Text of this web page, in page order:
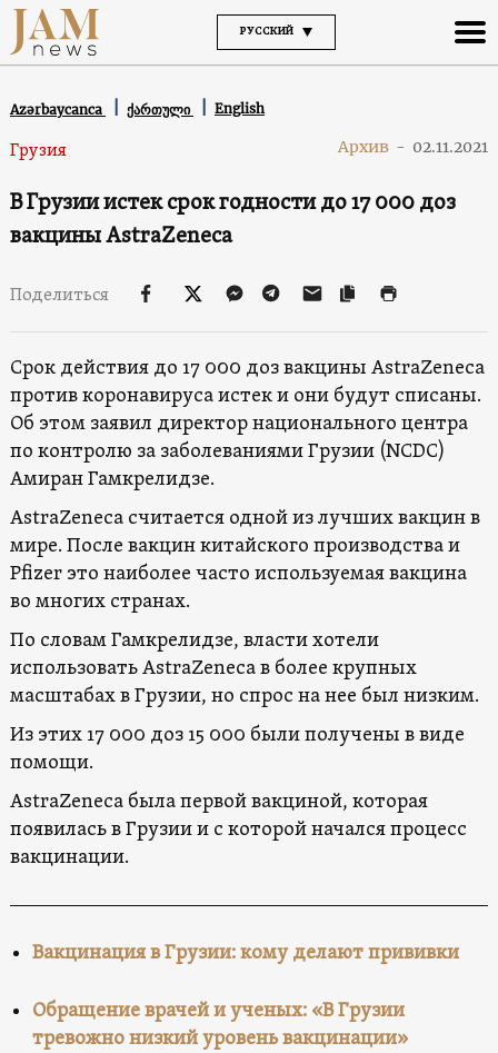
РУССКИЙ
Azərbaycanca ქართული English
Грузия Архив - 02.11.2021
В Грузии истек срок годности до 17 000 доз
вакцины AstraZeneca
Поделиться
Срок действия до 17 000 доз вакцины AstraZeneca
против коронавируса истек и они будут списаны.
Об этом заявил директор национального центра
по контролю за заболеваниями Грузии (NCDC)
Амиран Гамкрелидзе.
AstraZeneca считается одной из лучших вакцин в
мире. После вакцин китайского производства и
Pfizer это наиболее часто используемая вакцина
во многих странах.
По словам Гамкрелидзе, власти хотели
использовать AstraZeneca в более крупных
масштабах в Грузии, но спрос на нее был низким.
Из этих 17 000 доз 15 000 были получены в виде
помощи.
AstraZeneca была первой вакциной, которая
появилась в Грузии и с которой начался процесс
вакцинации.
Вакцинация в Грузии: кому делают прививки
Обращение врачей и ученых: «В Грузии
тревожно низкий уровень вакцинации»